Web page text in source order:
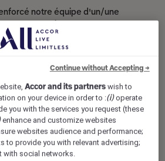
notre équipe d'un/une
par semaine.
notre équipe un/une
2 jours par semaines (les
pour un étudiant ou
travail en complément.
Accor and its partners wish to
on your device in order to :(i)operate
you with the services you request (these
enhance and customize websites
websites audience and performance;
to provide you with relevant advertising;
social networks.
Continue without Accepting →